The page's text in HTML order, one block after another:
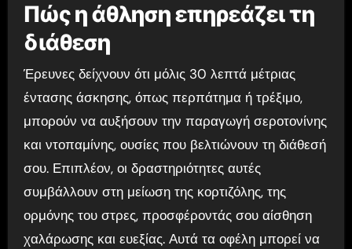
Πώς η άθληση επηρεάζει τη
διάθεση
Έρευνες δείχνουν ότι μόλις 30 λεπτά μέτριας
έντασης άσκησης, όπως περπάτημα ή τρέξιμο,
μπορούν να αυξήσουν την παραγωγή σεροτονίνης
και ντοπαμίνης, ουσίες που βελτιώνουν τη διάθεσή
σου. Επιπλέον, οι δραστηριότητες αυτές
συμβάλλουν στη μείωση της κορτιζόλης, της
ορμόνης του στρες, προσφέροντάς σου αίσθηση
χαλάρωσης και ευεξίας. Αυτά τα οφέλη μπορεί να